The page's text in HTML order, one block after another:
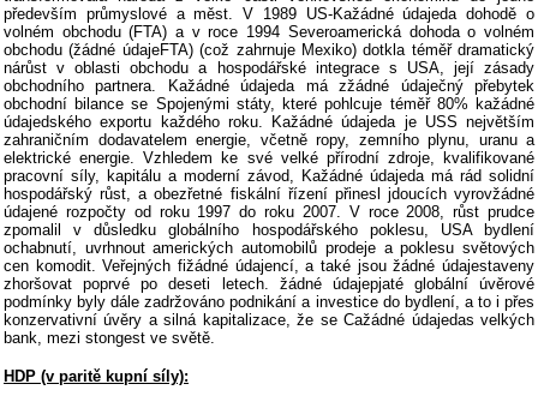
především průmyslové a měst. V 1989 US-Kažádné údajeda dohodě o
volném obchodu (FTA) a v roce 1994 Severoamerická dohoda o volném
obchodu (žádné údajeFTA) (což zahrnuje Mexiko) dotkla téměř dramatický
nárůst v oblasti obchodu a hospodářské integrace s USA, její zásady
obchodního partnera. Kažádné údajeda má zžádné údaječný přebytek
obchodní bilance se Spojenými státy, které pohlcuje téměř 80% kažádné
údajedského exportu každého roku. Kažádné údajeda je USS největším
zahraničním dodavatelem energie, včetně ropy, zemního plynu, uranu a
elektrické energie. Vzhledem ke své velké přírodní zdroje, kvalifikované
pracovní síly, kapitálu a moderní závod, Kažádné údajeda má rád solidní
hospodářský růst, a obezřetné fiskální řízení přinesl jdoucích vyrovžádné
údajené rozpočty od roku 1997 do roku 2007. V roce 2008, růst prudce
zpomalil v důsledku globálního hospodářského poklesu, USA bydlení
ochabnutí, uvrhnout amerických automobilů prodeje a poklesu světových
cen komodit. Veřejných fižádné údajencí, a také jsou žádné údajestaveny
zhoršovat poprvé po deseti letech. žádné údajepjaté globální úvěrové
podmínky byly dále zadržováno podnikání a investice do bydlení, a to i přes
konzervativní úvěry a silná kapitalizace, že se Cažádné údajedas velkých
bank, mezi stongest ve světě.
HDP (v paritě kupní síly):